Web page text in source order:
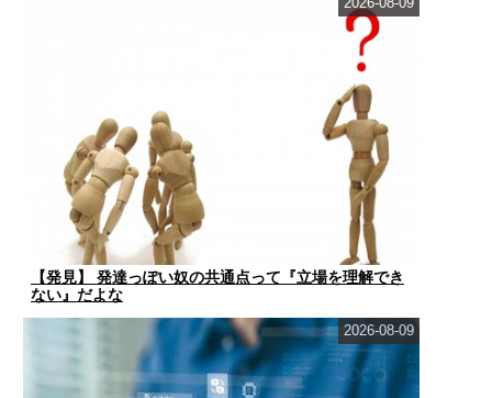
【発見】 発達っぽい奴の共通点って『立場を理解でき
ない』だよな
2026-08-09